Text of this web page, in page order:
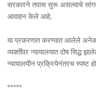
सरकारने तपास सुरू असल्याचे सांगत
आवाहन केले आहे.
या प्रकरणात करण्यात आलेले
व्यक्तींवर न्यायालयात दोष सिद्ध
न्यायालयीन प्रक्रियेनंतरच स्पष्ट
°°°°°